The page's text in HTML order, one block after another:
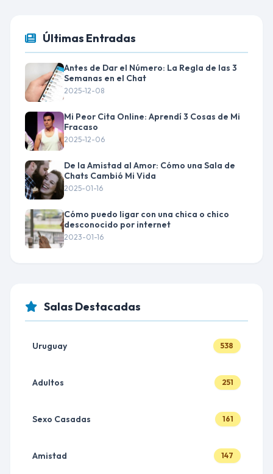
Últimas Entradas
Antes de Dar el Número: La Regla de las 3
Semanas en el Chat
2025-12-08
Mi Peor Cita Online: Aprendí 3 Cosas de Mi
Fracaso
2025-12-06
De la Amistad al Amor: Cómo una Sala de
Chats Cambió Mi Vida
2025-01-16
Cómo puedo ligar con una chica o chico
desconocido por internet
2023-01-16
Salas Destacadas
Uruguay 538
Adultos 251
Sexo Casadas 161
Amistad 147